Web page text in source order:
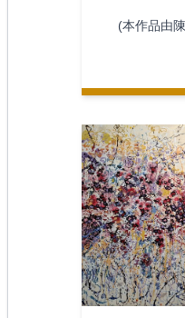
(本作品由